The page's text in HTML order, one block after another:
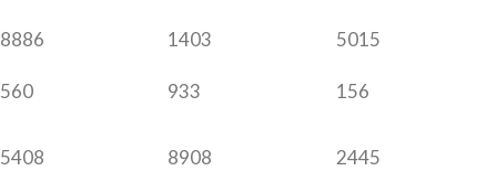
8886
560
1403
933
5015
156
5408 8908 2445